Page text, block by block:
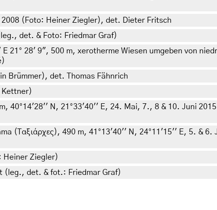
(Foto: Heiner Ziegler), det. Dieter Fritsch
det. & Foto: Friedmar Graf)
21° 28' 9", 500 m, xerotherme Wiesen umgeben von
Brümmer), det. Thomas Fähnrich
Kettner)
40°14'28'' N, 21°33'40'' E, 24. Mai, 7., 8 & 10. Juni
(Ταξιάρχες), 490 m, 41°13'40'' N, 24°11'15'' E, 5. & 6.
Heiner Ziegler)
(leg., det. & fot.: Friedmar Graf)